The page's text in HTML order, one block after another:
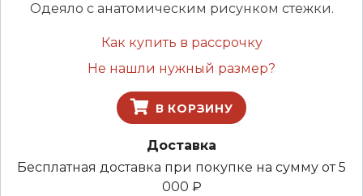
Одеяло с анатомическим рисунком стежки.
Как купить в рассрочку
Не нашли нужный размер?
В КОРЗИНУ
Доставка
Бесплатная доставка при покупке на сумму от 5
000 ₽